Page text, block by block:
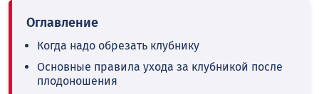
Когда надо обрезать клубнику
Основные правила ухода за клубникой после
плодоношения